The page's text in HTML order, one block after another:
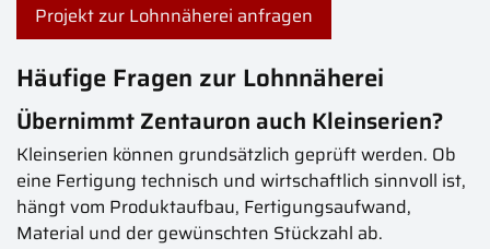
Projekt zur Lohnnäherei anfragen
Häufige Fragen zur Lohnnäherei
Übernimmt Zentauron auch Kleinserien?
Kleinserien können grundsätzlich geprüft werden. Ob
eine Fertigung technisch und wirtschaftlich sinnvoll ist,
hängt vom Produktaufbau, Fertigungsaufwand,
Material und der gewünschten Stückzahl ab.